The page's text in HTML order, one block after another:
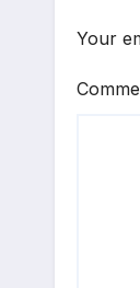
Your